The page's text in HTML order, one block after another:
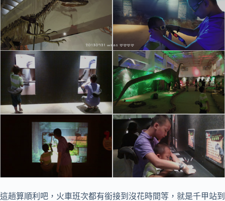
這趟算順利吧，火車班次都有銜接到沒花時間等，就是千甲站到